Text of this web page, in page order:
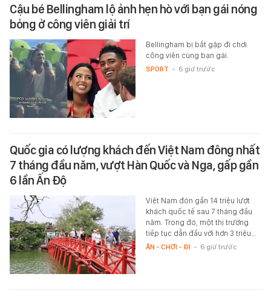
Cậu bé Bellingham lộ ảnh hẹn hò với bạn gái nóng
bỏng ở công viên giải trí
Bellingham bị bắt gặp đi chơi
công viên cùng bạn gái.
SPORT - 6 giờ trước
Quốc gia có lượng khách đến Việt Nam đông nhất
7 tháng đầu năm, vượt Hàn Quốc và Nga, gấp gần
6 lần Ấn Độ
Việt Nam đón gần 14 triệu lượt
khách quốc tế sau 7 tháng đầu
năm. Trong đó, một thị trường
tiếp tục dẫn đầu với hơn 3 triệu…
ĂN - CHƠI - ĐI - 6 giờ trước